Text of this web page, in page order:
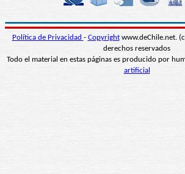
Política de Privacidad - Copyrightwww.deChile.net.
derechos reservados
Todo el material en estas páginas es producido por
artificial